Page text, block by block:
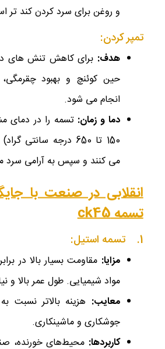
و روغن برای سرد کردن کند تر
تمپر کردن:
هدف: برای کاهش تنش‌ های
حین کوئنچ و بهبود
انجام می ‌شود.
دما و زمان: تسمه را در دمای
150 تا 650 درجه
می ‌کنند و سپس به آرامی سرد
انقلابی در صنعت با
تسمه ck45
1. تسمه استیل:
مزایا: مقاومت بسیار بالا در
مواد شیمیایی. طول عمر بالا و
معایب:
جوشکاری و ماشینکاری.
کاربردها: محیط‌های خورنده،